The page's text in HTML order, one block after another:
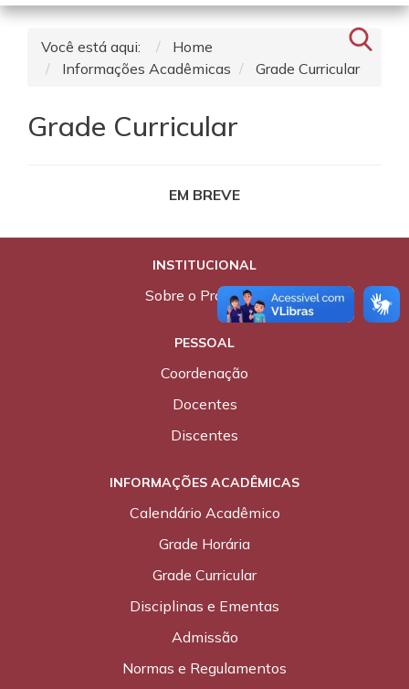
Você está aqui:
Home
Informações Acadêmicas
Grade Curricular
Grade Curricular
EM BREVE
INSTITUCIONAL
Sobre o Programa
PESSOAL
Coordenação
Docentes
Discentes
INFORMAÇÕES ACADÊMICAS
Calendário Acadêmico
Grade Horária
Grade Curricular
Disciplinas e Ementas
Admissão
Normas e Regulamentos